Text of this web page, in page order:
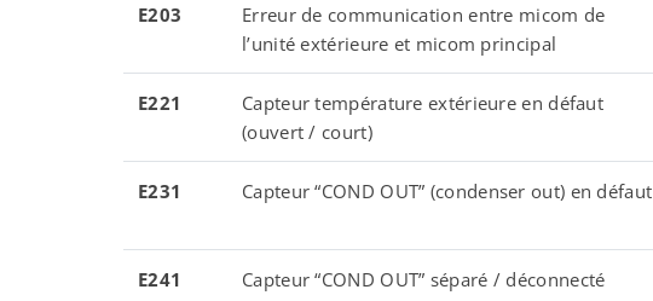
E203
Erreur de communication entre micom de
l’unité extérieure et micom principal
E221
Capteur température extérieure en défaut
(ouvert / court)
E231 Capteur “COND OUT” (condenser out) en défaut
E241 Capteur “COND OUT” séparé / déconnecté